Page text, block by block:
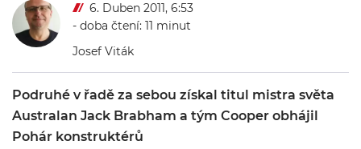
6. Duben 2011, 6:53
- doba čtení: 11 minut
Josef Viták
Podruhé v řadě za sebou získal titul mistra světa
Australan Jack Brabham a tým Cooper obhájil
Pohár konstruktérů